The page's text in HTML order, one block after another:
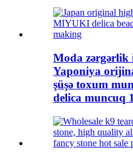
Moda zərgərlik
Yaponiya
şüşə toxum
delica muncuq